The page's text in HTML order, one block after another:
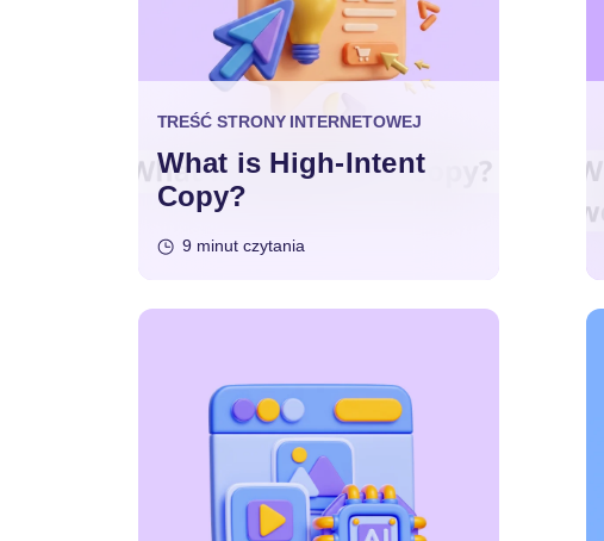
TREŚĆ STRONY INTERNETOWEJ
What is High-Intent
Copy?
9 minut czytania